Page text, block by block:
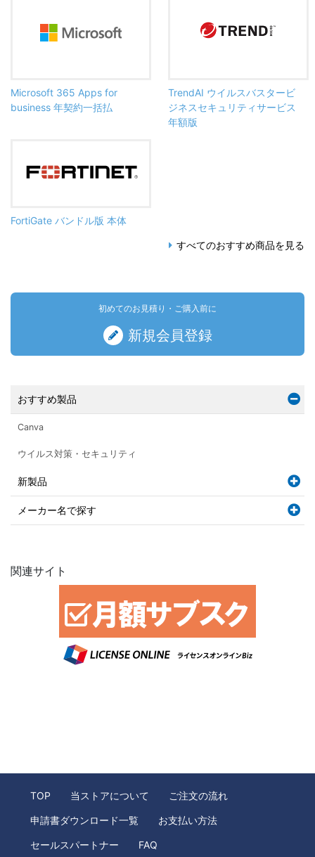
Microsoft 365 Apps for
business 年契約一括払
TrendAI ウイルスバスタービ
ジネスセキュリティサービス
年額版
FortiGate バンドル版 本体
すべてのおすすめ商品を見る
初めてのお見積り・ご購入前に
新規会員登録
おすすめ製品
Canva
ウイルス対策・セキュリティ
新製品
メーカー名で探す
関連サイト
TOP 当ストアについて ご注文の流れ
申請書ダウンロード一覧 お支払い方法
セールスパートナー FAQ